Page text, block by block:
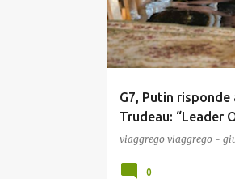
t
G7, Putin
Trudeau: “Leader
Sia sopra che
viaggrego viaggrego -
0